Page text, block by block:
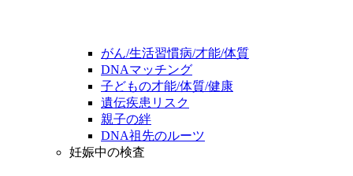
がん/生活習慣病/才能/体質
DNAマッチング
子どもの才能/体質/健康
遺伝疾患リスク
親子の絆
DNA祖先のルーツ
妊娠中の検査